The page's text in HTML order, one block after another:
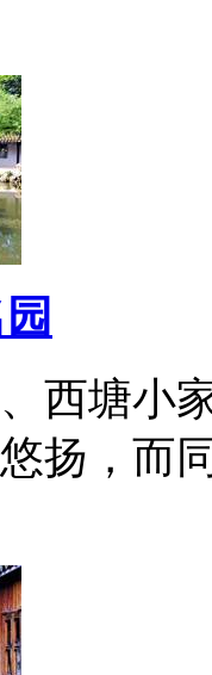
西塘小
扬，而